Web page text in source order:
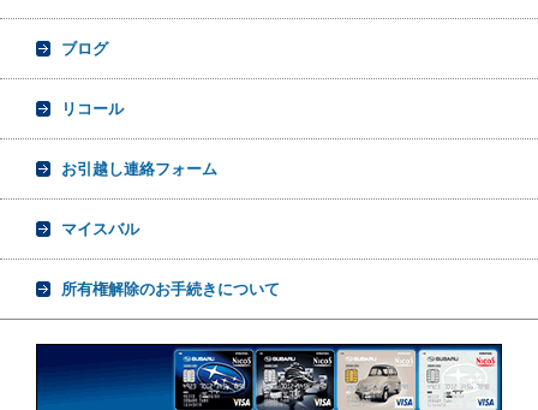
ブログ
リコール
お引越し連絡フォーム
マイスバル
所有権解除のお手続きについて